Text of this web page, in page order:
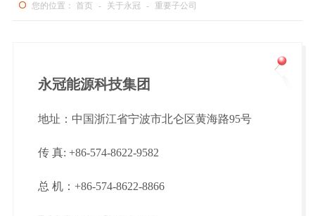
您的位置：首页 - 关于永冠 - 重要子公司
永冠能源科技集团
地址：中国浙江省宁波市北仑区黄海路95号
传 真: +86-574-8622-9582
总 机：+86-574-8622-8866